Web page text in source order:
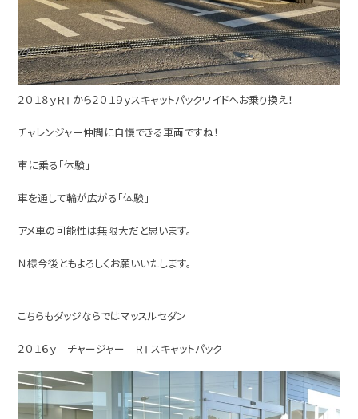
２０１８ｙＲＴから２０１９ｙスキャットパックワイドへお乗り換え！
チャレンジャー仲間に自慢できる車両ですね！
車に乗る「体験」
車を通して輪が広がる「体験」
アメ車の可能性は無限大だと思います。
Ｎ様今後ともよろしくお願いいたします。
こちらもダッジならではマッスルセダン
２０１６ｙ チャージャー ＲＴスキャットパック